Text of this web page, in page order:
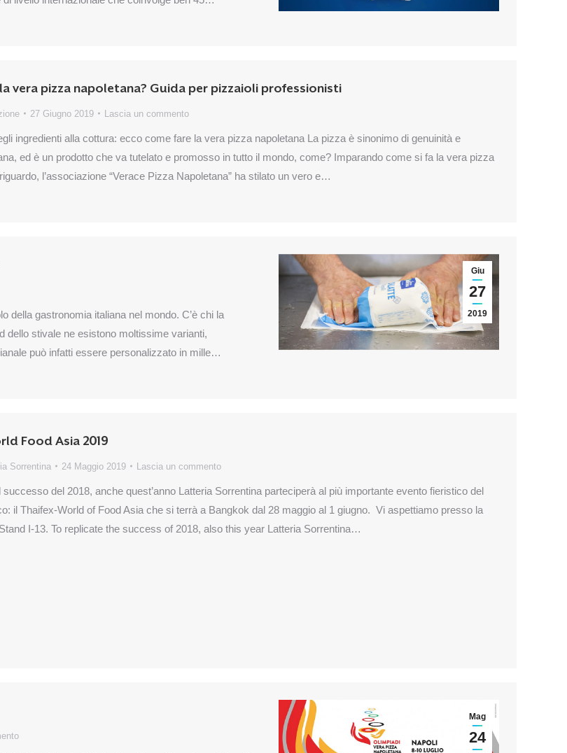
vera pizza napoletana? Guida per pizzaioli professionisti
27 Giugno 2019 Lascia un commento
ingredienti alla cottura: ecco come fare la vera pizza napoletana La pizza è sinonimo di genuinità e
ed è un prodotto che va tutelato e promosso in tutto il mondo, come? Imparando come si fa la vera pizza
l’associazione “Verace Pizza Napoletana” ha stilato un vero e…
della gastronomia italiana nel mondo. C’è chi la
dello stivale ne esistono moltissime varianti,
può infatti essere personalizzato in mille…
Giu
27
2019
Food Asia 2019
Sorrentina 24 Maggio 2019 Lascia un commento
successo del 2018, anche quest’anno Latteria Sorrentina parteciperà al più importante evento fieristico del
il Thaifex-World of Food Asia che si terrà a Bangkok dal 28 maggio al 1 giugno. Vi aspettiamo presso la
I-13. To replicate the success of 2018, also this year Latteria Sorrentina…
Mag
24